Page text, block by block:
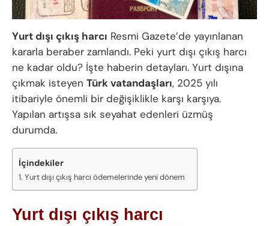
Yurt dışı çıkış harcı Resmi Gazete’de yayınlanan
kararla beraber zamlandı. Peki yurt dışı çıkış harcı
ne kadar oldu? İşte haberin detayları. Yurt dışına
çıkmak isteyen Türk vatandaşları, 2025 yılı
itibariyle önemli bir değişiklikle karşı karşıya.
Yapılan artışsa sık seyahat edenleri üzmüş
durumda.
İçindekiler
Yurt dışı çıkış harcı ödemelerinde yeni dönem
Yurt dışı çıkış harcı